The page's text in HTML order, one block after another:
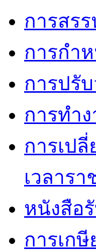
การสร
การกำ
การปรั
การทำ
การเป
เวลาร
หนังสือ
การเก